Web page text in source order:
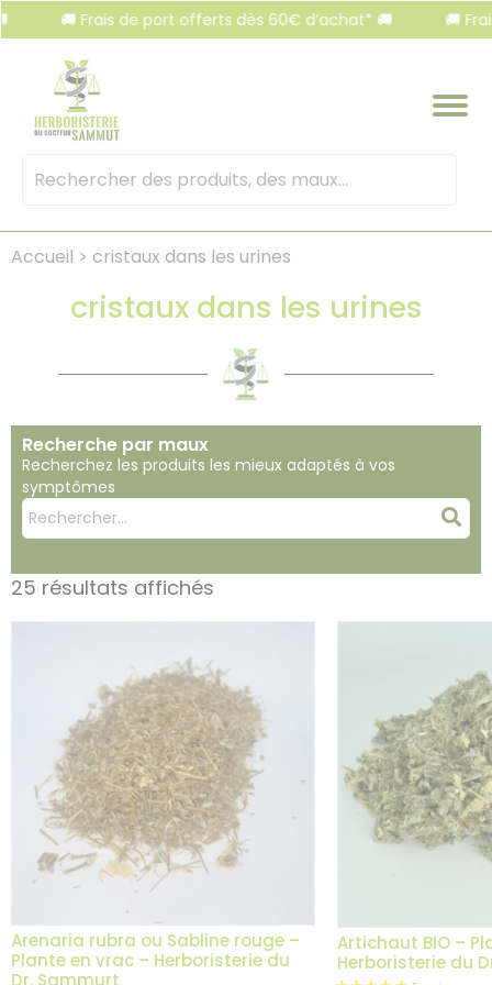
Frais de port offerts dès 60€ d’achat* 🚚 🚚 Frais de
Mots
Accueil > cristaux dans les urines
cristaux dans les urines
Recherche par maux
Recherchez les produits les mieux adaptés à vos
symptômes
Mots
clés
:
25 résultats affichés
Arenaria rubra ou Sabline rouge –
Plante en vrac – Herboristerie du
Artichaut BIO –
Herboristerie du
Panneau de gestion des cookies